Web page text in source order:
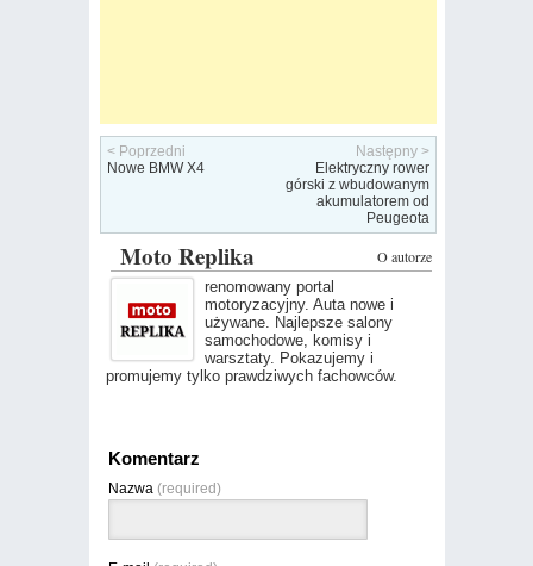
< Poprzedni
Nowe BMW X4
Następny >
Elektryczny rower
górski z wbudowanym
akumulatorem od
Peugeota
O autorze
Moto Replika
renomowany portal
motoryzacyjny. Auta nowe i
używane. Najlepsze salony
samochodowe, komisy i
warsztaty. Pokazujemy i
promujemy tylko prawdziwych fachowców.
Komentarz
Nazwa (required)